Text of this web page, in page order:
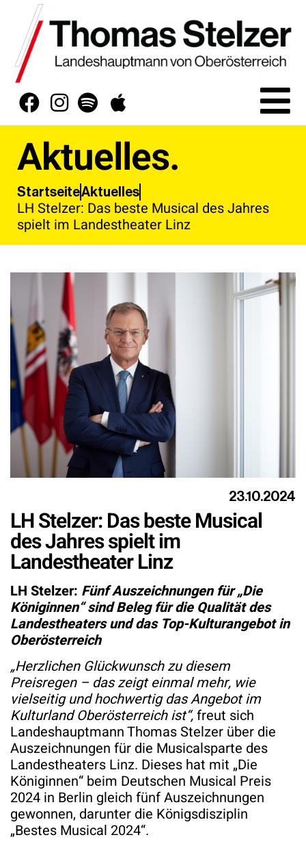
Aktuelles.
StartseiteAktuelles
LH Stelzer: Das beste Musical des Jahres
spielt im Landestheater Linz
23.10.2024
LH Stelzer: Das beste Musical
des Jahres spielt im
Landestheater Linz
LH Stelzer: Fünf Auszeichnungen für „Die
Königinnen“ sind Beleg für die Qualität des
Landestheaters und das Top-Kulturangebot in
Oberösterreich
„Herzlichen Glückwunsch zu diesem
Preisregen – das zeigt einmal mehr, wie
vielseitig und hochwertig das Angebot im
Kulturland Oberösterreich ist“,freut sich
Landeshauptmann Thomas Stelzer über die
Auszeichnungen für die Musicalsparte des
Landestheaters Linz. Dieses hat mit „Die
Königinnen“ beim Deutschen Musical Preis
2024 in Berlin gleich fünf Auszeichnungen
gewonnen, darunter die Königsdisziplin
„Bestes Musical 2024“.